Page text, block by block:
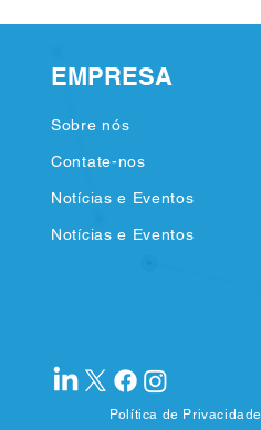
EMPRESA
Sobre nós
Contate-nos
Notícias e Eventos
Notícias e Eventos
Política de Privacidade